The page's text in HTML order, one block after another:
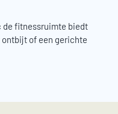
de fitnessruimte biedt
of een gerichte